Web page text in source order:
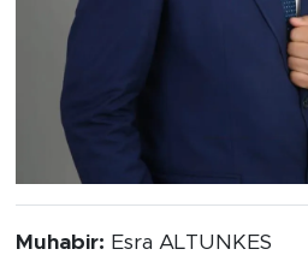
Muhabir: Esra ALTUNKES